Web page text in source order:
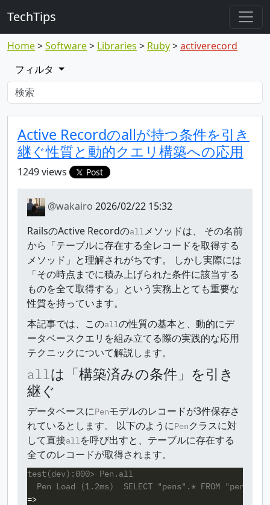
TechTips
Home Software Libraries Ruby
activerecord
フィルタ
対象のTopic
Topic
Active Recordのallが持つ条件を引き
継ぐ性質と動的クエリ構築への応用
1249 views Post
@wakairo 2026/02/22 15:32
RailsのActive Recordのallメソッドは、 その名前
から「テーブルに存在する全レコードを取得する
メソッド」と理解されがちです。 しかし実際には
「その時点までに積み上げられた条件に該当する
ものを全て取得する」という実務上とても重要な
性質を持っています。
本記事では、このallの性質の基本と、動的にデ
ータベースクエリを組み立てる際の実践的な応用
テクニックについて解説します。
allは「構築済みの条件」を引き
継ぐ
データベースにPenモデルのレコードが3件保存さ
れているとします。 以下のようにPenクラスに対
して直接allを呼び出すと、テーブルに存在する
全てのレコードが取得されます。
test(dev):000> Pen.all
=>